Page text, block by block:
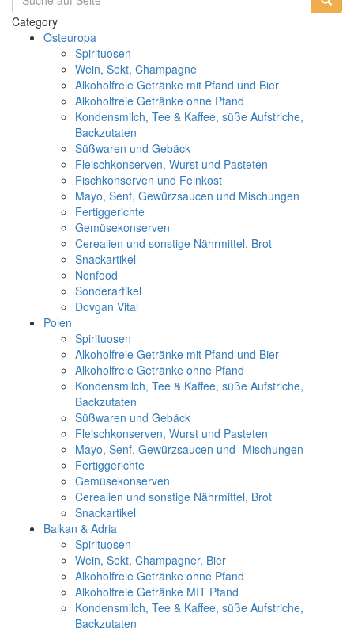
Category
Osteuropa
Spirituosen
Wein, Sekt, Champagne
Alkoholfreie Getränke mit Pfand und Bier
Alkoholfreie Getränke ohne Pfand
Kondensmilch, Tee & Kaffee, süße Aufstriche,
Backzutaten
Süßwaren und Gebäck
Fleischkonserven, Wurst und Pasteten
Fischkonserven und Feinkost
Mayo, Senf, Gewürzsaucen und Mischungen
Fertiggerichte
Gemüsekonserven
Cerealien und sonstige Nährmittel, Brot
Snackartikel
Nonfood
Sonderartikel
Dovgan Vital
Polen
Spirituosen
Alkoholfreie Getränke mit Pfand und Bier
Alkoholfreie Getränke ohne Pfand
Kondensmilch, Tee & Kaffee, süße Aufstriche,
Backzutaten
Süßwaren und Gebäck
Fleischkonserven, Wurst und Pasteten
Mayo, Senf, Gewürzsaucen und -Mischungen
Fertiggerichte
Gemüsekonserven
Cerealien und sonstige Nährmittel, Brot
Snackartikel
Balkan & Adria
Spirituosen
Wein, Sekt, Champagner, Bier
Alkoholfreie Getränke ohne Pfand
Alkoholfreie Getränke MIT Pfand
Kondensmilch, Tee & Kaffee, süße Aufstriche,
Backzutaten